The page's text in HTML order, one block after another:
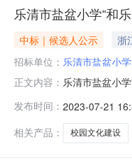
乐清市盐盆小学“和
中标｜候选人公示 浙
招标单位： 乐清市盐盆小学
正文内容： 乐清市盐盆小
日始三个工作
政法规规定的，
发布时间： 2023-07-21
相关产品：
校园文化建设